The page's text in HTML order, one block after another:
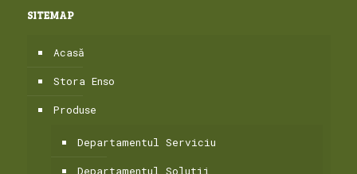
SITEMAP
Acasă
Stora Enso
Produse
Departamentul Serviciu
Departamentul Solutii